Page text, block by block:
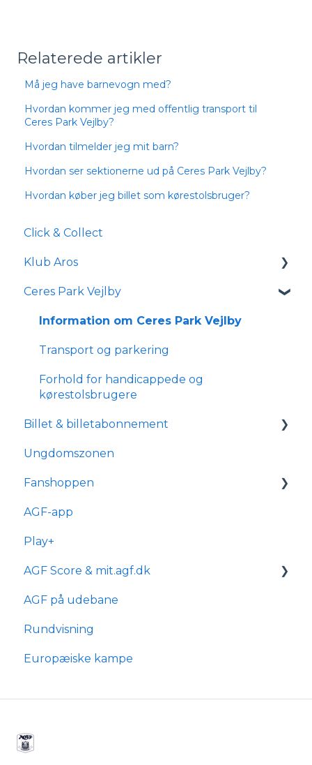
Relaterede artikler
Må jeg have barnevogn med?
Hvordan kommer jeg med offentlig transport til
Ceres Park Vejlby?
Hvordan tilmelder jeg mit barn?
Hvordan ser sektionerne ud på Ceres Park Vejlby?
Hvordan køber jeg billet som kørestolsbruger?
Click & Collect
Klub Aros
Om Klub Aros
Hvad indeholder Klub Aros?
Tilmelding og medlemskab
Ceres Park Vejlby
Information om Ceres Park Vejlby
Transport og parkering
Forhold for handicappede og
kørestolsbrugere
Billet & billetabonnement
Generelle spørgsmål
Om reservationsabonnement
Billetkøb
Billetabonnement
Typer af billetabonnementer
Anciennitet
Ungdomszonen
Fanshoppen
Generelle spørgsmål
Bestilling & ordre
Levering
AGF-app
Play+
AGF Score & mit.agf.dk
mit.agf
AGF score
AGF på udebane
Rundvisning
Europæiske kampe